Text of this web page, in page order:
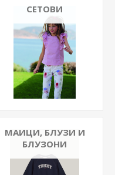
СЕТОВИ
МАИЦИ, БЛУЗИ И
БЛУЗОНИ